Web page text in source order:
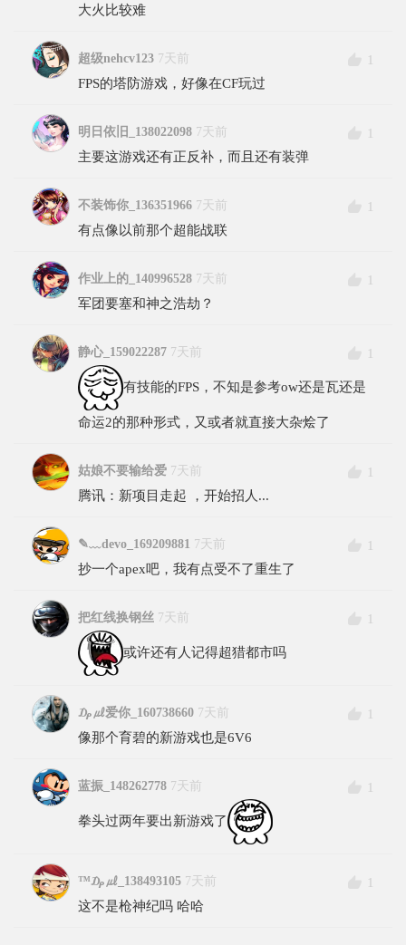
大火比较难
超级nehcv123 7天前
1
FPS的塔防游戏，好像在CF玩过
明日依旧_138022098 7天前
1
主要这游戏还有正反补，而且还有装弹
不装饰你_136351966 7天前
1
有点像以前那个超能战联
作业上的_140996528 7天前
1
军团要塞和神之浩劫？
静心_159022287 7天前 1
有技能的FPS，不知是参考ow还是瓦还是
命运2的那种形式，又或者就直接大杂烩了
姑娘不要输给爱 7天前
1
腾讯：新项目走起 ，开始招人...
✎﹏devo_169209881 7天前
1
抄一个apex吧，我有点受不了重生了
把红线换钢丝 7天前 1
或许还有人记得超猎都市吗
₯㎕爱你_160738660 7天前
1
像那个育碧的新游戏也是6V6
蓝振_148262778 7天前 1
拳头过两年要出新游戏了
™₯㎕_138493105 7天前
1
这不是枪神纪吗 哈哈